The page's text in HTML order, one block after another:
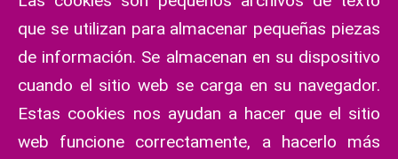
que se utilizan para almacenar pequeñas piezas
de información. Se almacenan en su dispositivo
cuando el sitio web se carga en su navegador.
Estas cookies nos ayudan a hacer que el sitio
web funcione correctamente, a hacerlo más